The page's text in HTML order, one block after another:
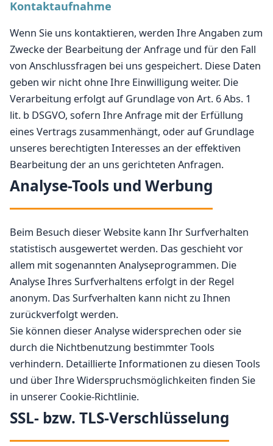
Kontaktaufnahme
Wenn Sie uns kontaktieren, werden Ihre Angaben zum
Zwecke der Bearbeitung der Anfrage und für den Fall
von Anschlussfragen bei uns gespeichert. Diese Daten
geben wir nicht ohne Ihre Einwilligung weiter. Die
Verarbeitung erfolgt auf Grundlage von Art. 6 Abs. 1
lit. b DSGVO, sofern Ihre Anfrage mit der Erfüllung
eines Vertrags zusammenhängt, oder auf Grundlage
unseres berechtigten Interesses an der effektiven
Bearbeitung der an uns gerichteten Anfragen.
Analyse-Tools und Werbung
Beim Besuch dieser Website kann Ihr Surfverhalten
statistisch ausgewertet werden. Das geschieht vor
allem mit sogenannten Analyseprogrammen. Die
Analyse Ihres Surfverhaltens erfolgt in der Regel
anonym. Das Surfverhalten kann nicht zu Ihnen
zurückverfolgt werden.
Sie können dieser Analyse widersprechen oder sie
durch die Nichtbenutzung bestimmter Tools
verhindern. Detaillierte Informationen zu diesen Tools
und über Ihre Widerspruchsmöglichkeiten finden Sie
in unserer Cookie-Richtlinie.
SSL- bzw. TLS-Verschlüsselung